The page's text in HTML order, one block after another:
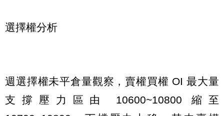
選擇權分析
週選擇權未平倉量觀察，賣權買權 OI 最大量
支撐壓力區由 10600~10800 縮至